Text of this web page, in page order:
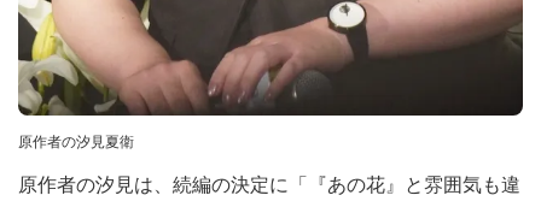
原作者の汐見夏衛
原作者の汐見は、続編の決定に「『あの花』と雰囲気も違